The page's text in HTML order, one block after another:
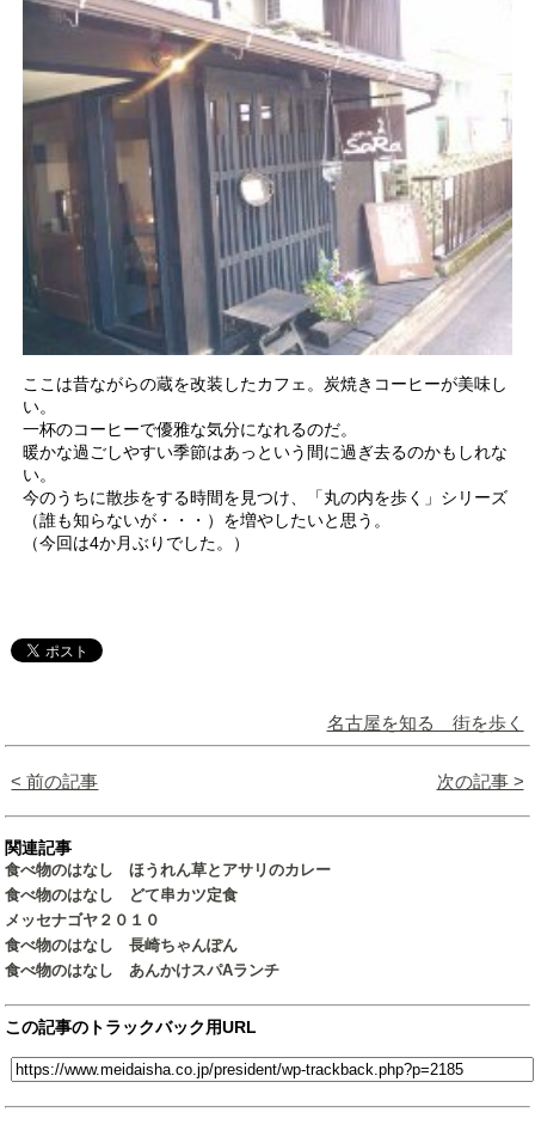
ここは昔ながらの蔵を改装したカフェ。炭焼きコーヒーが美味し
い。
一杯のコーヒーで優雅な気分になれるのだ。
暖かな過ごしやすい季節はあっという間に過ぎ去るのかもしれな
い。
今のうちに散歩をする時間を見つけ、「丸の内を歩く」シリーズ
（誰も知らないが・・・）を増やしたいと思う。
（今回は4か月ぶりでした。）
名古屋を知る 街を歩く
< 前の記事 次の記事 >
関連記事
食べ物のはなし ほうれん草とアサリのカレー
食べ物のはなし どて串カツ定食
メッセナゴヤ２０１０
食べ物のはなし 長崎ちゃんぽん
食べ物のはなし あんかけスパAランチ
この記事のトラックバック用URL